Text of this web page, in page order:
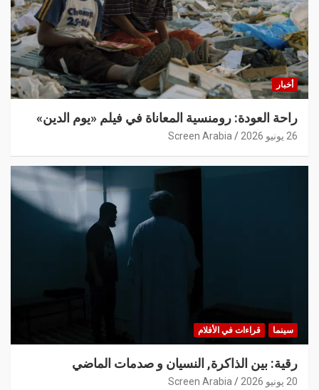
أخبار
راحة العودة: رومنسية المعاناة في فيلم «يوم الدين»
26 يونيو 2026 Screen Arabia
سينما قراءات في الأفلام
رقية: بين الذاكرة, النسيان و صدمات الماضي
20 يونيو 2026 Screen Arabia